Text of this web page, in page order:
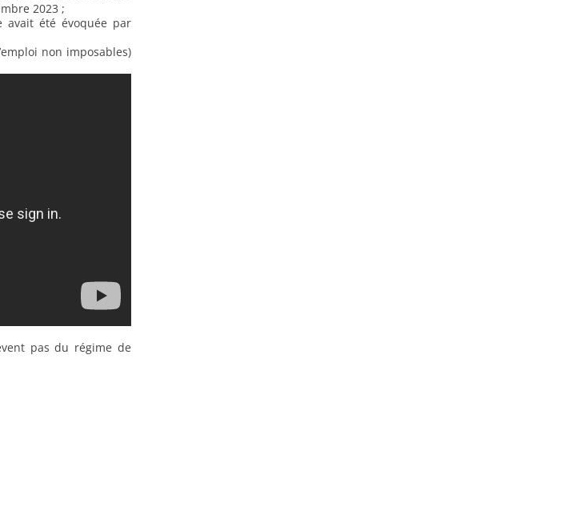
2023 ;
avait été évoquée par
non imposables)
pas du régime de